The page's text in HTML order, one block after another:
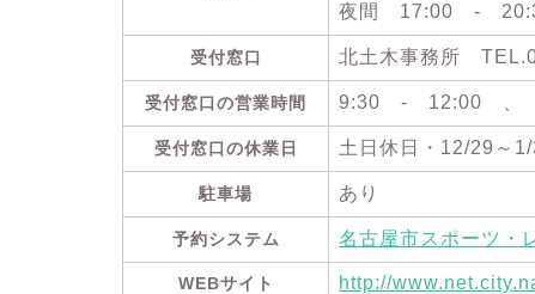
夜間 17:00 -
受付窓口 北土木事務所
受付窓口の営業時間 9:30 - 12:00 、
受付窓口の休業日 土日休日・12/29～1/
駐車場 あり
予約システム 名古屋市スポーツ・
WEBサイト http://